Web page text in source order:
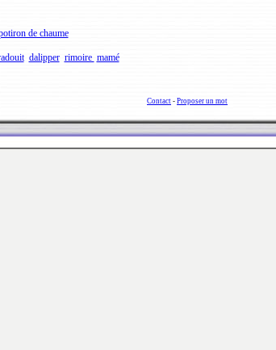
de chaume
dalipper rimoire mamé
Contact - Proposer un mot